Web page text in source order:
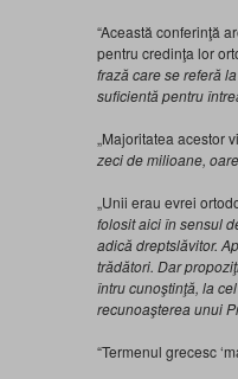
“Această conferinţă
pentru credinţa lor
frază care se referă
suficientă pentru
„Majoritatea acestor
zeci de milioane,
„Unii erau evrei
folosit aiciîn sensul
adică dreptslăvitor.
trădători. Dar
întru cunoştinţă, la
recunoaşterea unui
“Termenul grecesc